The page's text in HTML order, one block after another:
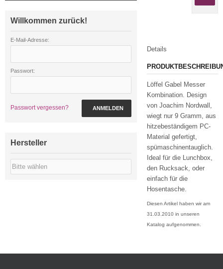
Details
Löffel Gabel Messer
Kombination. Design
von Joachim Nordwall,
wiegt nur 9 Gramm, aus
hitzebeständigem PC-
Material gefertigt,
spümaschinentauglich.
Ideal für die Lunchbox,
den Rucksack, oder
einfach für die
Hosentasche.
Diesen Artikel haben wir am
31.03.2010 in unseren
Katalog aufgenommen.
Willkommen zurück!
E-Mail-Adresse:
Passwort:
Passwort vergessen? ANMELDEN
Hersteller